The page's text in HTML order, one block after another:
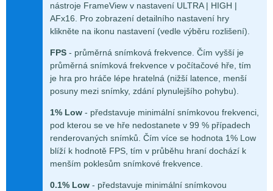
nástroje FrameView v nastavení ULTRA | HIGH |
AFx16. Pro zobrazení detailního nastavení hry
klikněte na ikonu nastavení (vedle výběru rozlišení).
FPS - průměrná snímková frekvence. Čím vyšší je
průměrná snímková frekvence v počítačové hře, tím
je hra pro hráče lépe hratelná (nižší latence, menší
posuny mezi snímky, zdání plynulejšího pohybu).
1% Low - představuje minimální snímkovou frekvenci,
pod kterou se ve hře nedostanete v 99 % případech
renderovaných snímků. Čím více se hodnota 1% Low
blíží k hodnotě FPS, tím v průběhu hraní dochází k
menším poklesům snímkové frekvence.
0.1% Low - představuje minimální snímkovou